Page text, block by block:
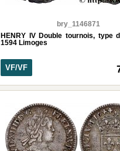
bry_1146871
HENRY IV Double tournois, type
1594 Limoges
VF/VF